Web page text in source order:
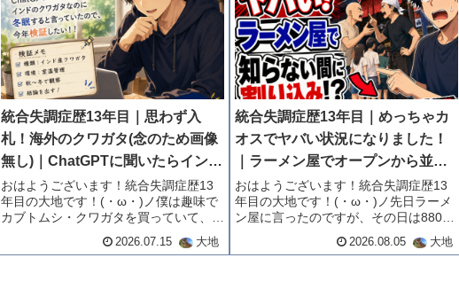
統合失調症歴13年目｜思わず入
札！海外のクワガタ(念のため画像
無し)｜ChatGPTに聞いたらインド
のクワガタなのに冬眠すると言っ
ていたので、今年検証したい！！
おはようございます！統合失調症歴13
年目の大地です！(・ω・)ノ僕は趣味で
カブトムシ・クワガタを買っていて、3
月頃からずっとほしくて探していたクワ
ガタが見つかりました！！レッドアイで
2026.07.15 大地
統合失調症歴13年目｜めっちゃカ
オスでヤバい状況になりました！
｜ラーメン屋でオープンから並ん
でいたら知らない間に割り込まれ
ていた！？｜そいつと店員とのバ
トル勃発
おはようございます！統合失調症歴13
年目の大地です！(・ω・)ノ先日ラーメ
ン屋に言ったのですが、その日は880円
のラーメンが600円で食べられる日で、
オープンの30分前から並んでいまし
2026.08.05 大地